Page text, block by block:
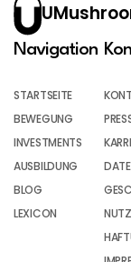
Navigation
STARTSEITE
BEWEGUNG
INVESTMENTS
AUSBILDUNG
BLOG
LEXICON